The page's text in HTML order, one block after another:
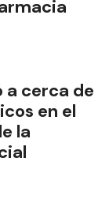
a cerca de
en el
la